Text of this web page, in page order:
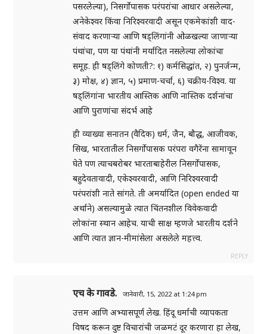
पसरलेल्या), निसर्गोपासक परंपरांचा आधार असलेल्या,
अनेकेश्वर किंवा निरिश्वरवादी असून एकमेकांशी वाद-
संवाद करणाऱ्या आणि षड्लिंगांनी ओळखल्या जाणाऱ्या
पंथांचा, पण या पंथांनी मर्यादित नसलेल्या लोकांचा
समूह. ही षड्लिंगे कोणती?: १) कर्मसिद्धांत, २) पुनर्जन्म,
३) मोक्ष, ४) ज्ञान, ५) प्रमाण-चर्चा, ६) चक्रीय-विश्व. या
षड्लिंगांना भारतीय आस्तिक आणि नास्तिक दर्शनांचा
आणि पुराणांचा संदर्भ आहे
ही व्याख्या सनातन (वैदिक) धर्म, जैन, बौद्ध, आजीवक,
सिख, भारतातील निसर्गोपासक परंपरा वगैरेंना सामावून
घेते पण त्याचबरोबर भारताबाहेरील निसर्गोपासक,
बहुदेवतावादी, एकेश्वरवादी, आणि निरिश्वरवादी
परंपरांशी नाते सांगते. ती अमर्यादित (open ended या
अर्थाने) असल्यामुळे त्यात चिंतनशील विवेकवादी
लोकांना स्थान आहेच. याची साक्ष म्हणजे भारतीय दर्शने
आणि त्यात ज्ञान-मीमांसेला असलेले महत्त्व.
REPLY
एच के गावडे. जानेवारी, 15, 2022 at 1:24 pm
उत्तम आणि अभ्यासपूर्ण लेख. हिंदू धर्माची व्यापकता
विषद करून दुष्ट विचारांची जळमटं दूर करणारा हा लेख,